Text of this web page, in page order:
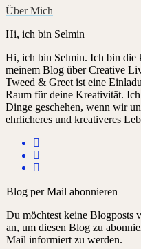
Über Mich
Hi, ich bin Selmin
Hi, ich bin Selmin. Ich bin die
meinem Blog über Creative
Tweed & Greet ist eine
Raum für deine Kreativität.
Dinge geschehen, wenn wir
ehrlicheres und kreativeres
Blog per Mail abonnieren
Du möchtest keine Blogposts
an, um diesen Blog zu
Mail informiert zu werden.